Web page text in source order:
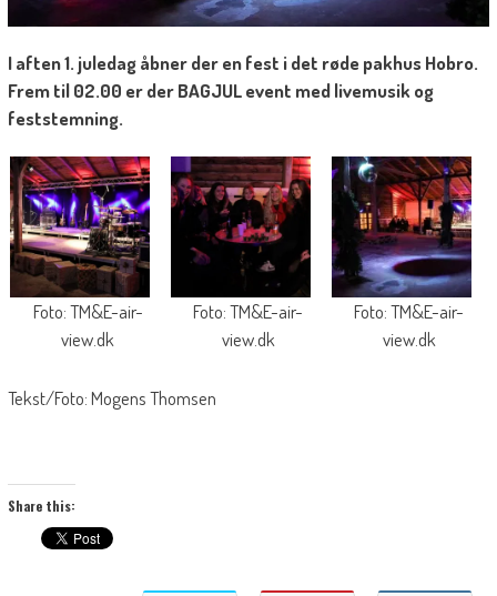
I aften 1. juledag åbner der en fest i det røde pakhus Hobro.
Frem til 02.00 er der BAGJUL event med livemusik og
feststemning.
Foto: TM&E-air-
view.dk
Foto: TM&E-air-
view.dk
Foto: TM&E-air-
view.dk
Tekst/Foto: Mogens Thomsen
Share this: